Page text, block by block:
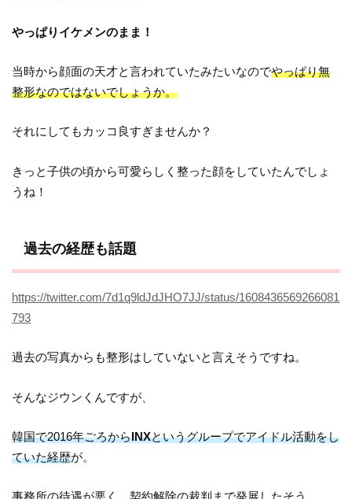
やっぱりイケメンのまま！
当時から顔面の天才と言われていたみたいなのでやっぱり無
整形なのではないでしょうか。
それにしてもカッコ良すぎませんか？
きっと子供の頃から可愛らしく整った顔をしていたんでしょ
うね！
過去の経歴も話題
https://twitter.com/7d1q9ldJdJHO7JJ/status/1608436569266081
793
過去の写真からも整形はしていないと言えそうですね。
そんなジウンくんですが、
韓国で2016年ごろからINXというグループでアイドル活動をし
ていた経歴が。